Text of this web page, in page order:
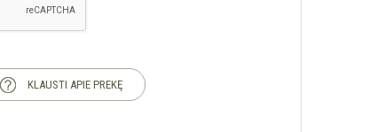
KLAUSTI APIE PREKĘ